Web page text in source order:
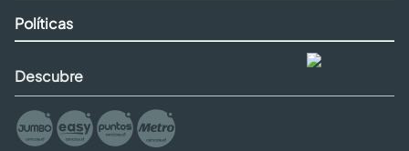
Políticas
Descubre